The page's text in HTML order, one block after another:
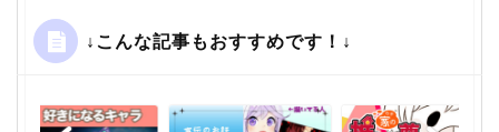
↓こんな記事もおすすめです！↓